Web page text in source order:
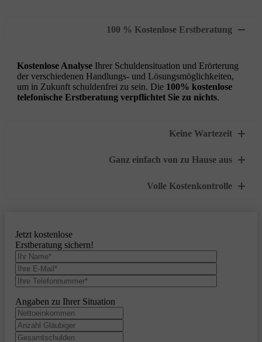
100 % Kostenlose Erstberatung
Kostenlose Analyse Ihrer Schuldensituation und Erörterung
der verschiedenen Handlungs- und Lösungsmöglichkeiten,
um in Zukunft schuldenfrei zu sein. Die 100% kostenlose
telefonische Erstberatung verpflichtet Sie zu nichts.
Keine Wartezeit
Ganz einfach von zu Hause aus
Volle Kostenkontrolle
Jetzt kostenlose
Erstberatung sichern!
Angaben zu Ihrer Situation